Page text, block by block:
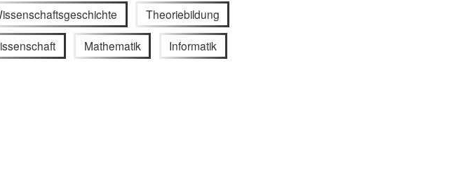
Theoriebildung
Mathematik Informatik